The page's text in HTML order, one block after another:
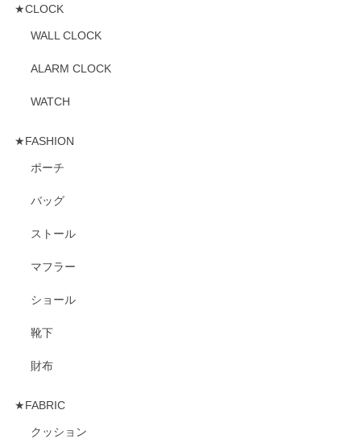
★CLOCK
WALL CLOCK
ALARM CLOCK
WATCH
★FASHION
ポーチ
バッグ
ストール
マフラー
ショール
靴下
財布
★FABRIC
クッション